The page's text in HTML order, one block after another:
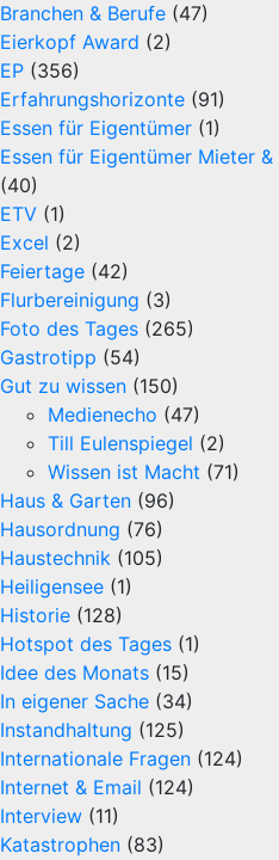
Branchen & Berufe (47)
Eierkopf Award (2)
EP (356)
Erfahrungshorizonte (91)
Essen für Eigentümer (1)
Essen für Eigentümer Mieter
(40)
ETV (1)
Excel (2)
Feiertage (42)
Flurbereinigung (3)
Foto des Tages (265)
Gastrotipp (54)
Gut zu wissen (150)
Medienecho (47)
Till Eulenspiegel (2)
Wissen ist Macht (71)
Haus & Garten (96)
Hausordnung (76)
Haustechnik (105)
Heiligensee (1)
Historie (128)
Hotspot des Tages (1)
Idee des Monats (15)
In eigener Sache (34)
Instandhaltung (125)
Internationale Fragen (124)
Internet & Email (124)
Interview (11)
Katastrophen (83)